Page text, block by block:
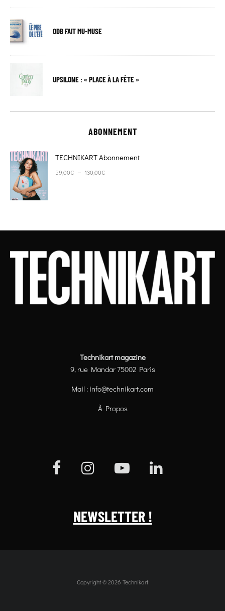
ODB FAIT MU-MUSE
UPSILONE : « PLACE À LA FÊTE »
ABONNEMENT
TECHNIKART Abonnement
59,00€ – 130,00€
Technikart magazine
9, rue Mandar 75002 Paris
Mail : info@technikart.com
À Propos
NEWSLETTER !
Copyright © 2026 Technikart